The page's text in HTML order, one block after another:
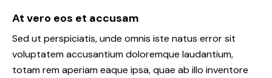
At vero eos et accusam
Sed ut perspiciatis, unde omnis iste natus error sit
voluptatem accusantium doloremque laudantium,
totam rem aperiam eaque ipsa, quae ab illo inventore